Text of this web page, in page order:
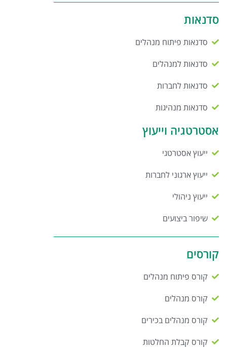
סדנאות
סדנאות פיתוח מנהלים
סדנאות למנהלים
סדנאות לחברות
סדנאות מנהיגות
אסטרטגיה וייעוץ
ייעוץ אסטרטגי
ייעוץ ארגוני לחברות
ייעוץ ניהולי
שיפור ביצועים
קורסים
קורס פיתוח מנהלים
קורס מנהלים
קורס מנהלים בכירים
קורס קבלת החלטות